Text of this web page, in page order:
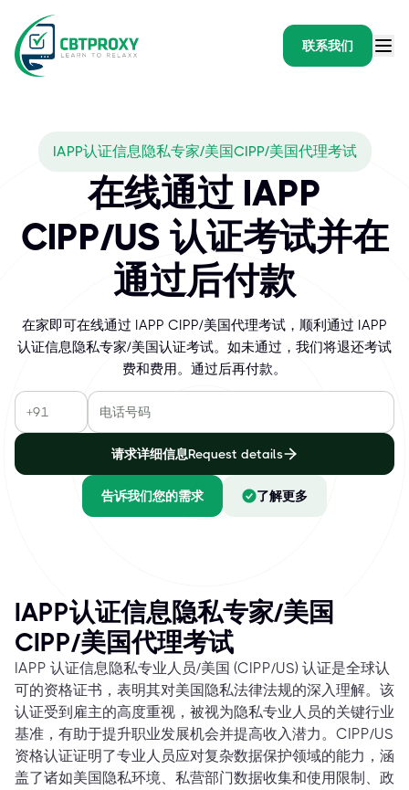
联系我们
IAPP认证信息隐私专家/美国CIPP/美国代理考试
在线通过 IAPP
CIPP/US 认证考试并在
通过后付款
在家即可在线通过 IAPP CIPP/美国代理考试，顺利通过 IAPP
认证信息隐私专家/美国认证考试。如未通过，我们将退还考试
费和费用。通过后再付款。
请求详细信息Request details
告诉我们您的需求 了解更多
IAPP认证信息隐私专家/美国
CIPP/美国代理考试
IAPP 认证信息隐私专业人员/美国 (CIPP/US) 认证是全球认
可的资格证书，表明其对美国隐私法律法规的深入理解。该
认证受到雇主的高度重视，被视为隐私专业人员的关键行业
基准，有助于提升职业发展机会并提高收入潜力。CIPP/US
资格认证证明了专业人员应对复杂数据保护领域的能力，涵
盖了诸如美国隐私环境、私营部门数据收集和使用限制、政